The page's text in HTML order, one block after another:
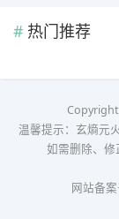
热门推荐
温馨提示：玄熵元
如需删除、修
网站备案